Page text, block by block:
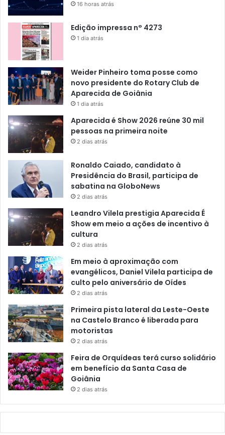
16 horas atrás
Edição impressa n° 4273
1 dia atrás
Weider Pinheiro toma posse como
novo presidente do Rotary Club de
Aparecida de Goiânia
1 dia atrás
Aparecida é Show 2026 reúne 30 mil
pessoas na primeira noite
2 dias atrás
Ronaldo Caiado, candidato à
Presidência do Brasil, participa de
sabatina na GloboNews
2 dias atrás
Leandro Vilela prestigia Aparecida É
Show em meio a ações de incentivo à
cultura
2 dias atrás
Em meio à aproximação com
evangélicos, Daniel Vilela participa de
culto pelo aniversário de Oídes
2 dias atrás
Primeira pista lateral da Leste-Oeste
na Castelo Branco é liberada para
motoristas
2 dias atrás
Feira de Orquídeas terá curso solidário
em benefício da Santa Casa de
Goiânia
2 dias atrás